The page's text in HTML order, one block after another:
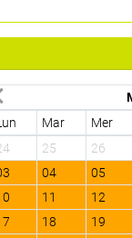
Mar Mer
25 26
04 05
11 12
18 19